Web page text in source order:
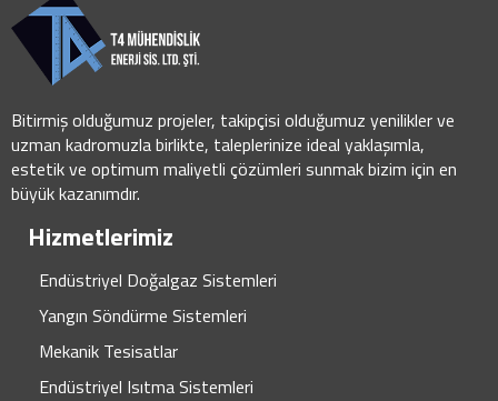
Bitirmiş olduğumuz projeler, takipçisi olduğumuz yenilikler ve
uzman kadromuzla birlikte, taleplerinize ideal yaklaşımla,
estetik ve optimum maliyetli çözümleri sunmak bizim için en
büyük kazanımdır.
Hizmetlerimiz
Endüstriyel Doğalgaz Sistemleri
Yangın Söndürme Sistemleri
Mekanik Tesisatlar
Endüstriyel Isıtma Sistemleri